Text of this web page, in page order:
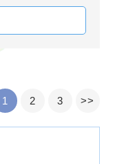
1
2 3 >>